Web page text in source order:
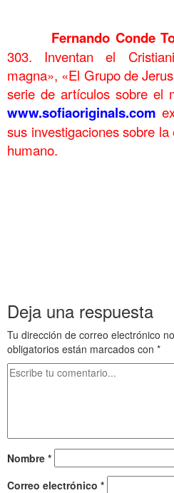
Fernando Conde
303. Inventan el
magna», «El Grupo de
serie de artículos sobre el
www.sofiaoriginals.com
sus investigaciones sobre
humano.
Deja una respuesta
Tu dirección de correo electrónico
obligatorios están marcados con *
Nombre *
Correo electrónico *